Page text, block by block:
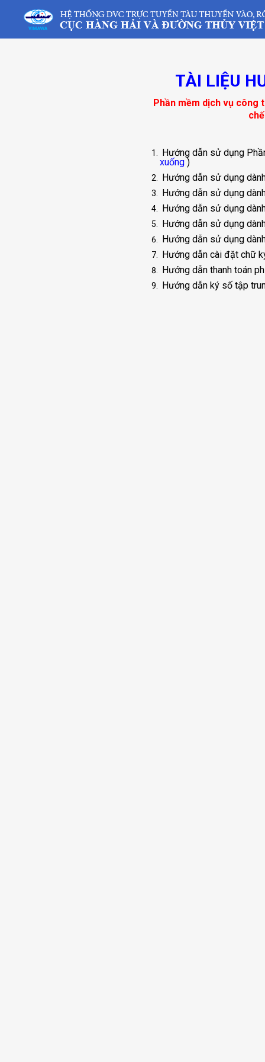
TÀI LIỆU
Phần mềm dịch vụ công
Hướng dẫn sử dụng
xuống )
Hướng dẫn sử dụng
Hướng dẫn sử dụng
Hướng dẫn sử dụng
Hướng dẫn sử dụng
Hướng dẫn sử dụng
Hướng dẫn cài đặt chữ
Hướng dẫn thanh toán
Hướng dẫn ký số tập